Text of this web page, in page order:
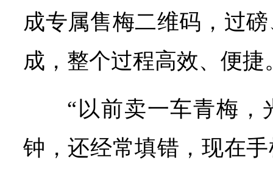
成专属售梅二维码，过
成，整个过程高效、便捷
“以前卖一车青梅，
钟，还经常填错，现在